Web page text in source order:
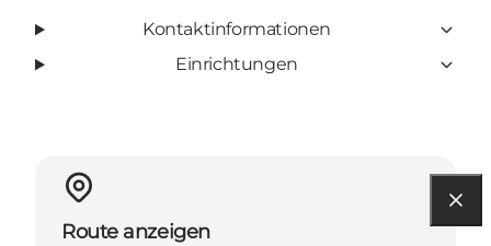
Kontaktinformationen
Einrichtungen
Route anzeigen